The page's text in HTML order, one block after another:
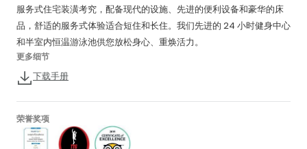
服务式住宅装潢考究，配备现代的设施、先进的便利设备和豪华的床
品，舒适的服务式体验适合短住和长住。我们先进的 24 小时健身中心
和半室内恒温游泳池供您放松身心、重焕活力。
更多细节
下载手册
荣誉奖项